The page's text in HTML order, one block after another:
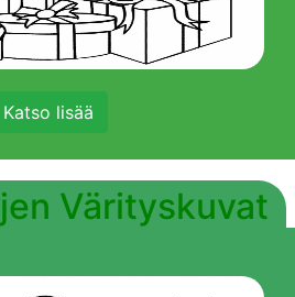
Katso lisää
Värityskuvat